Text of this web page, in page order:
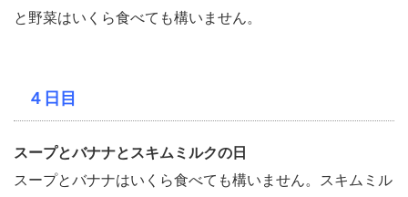
と野菜はいくら食べても構いません。
４日目
スープとバナナとスキムミルクの日
スープとバナナはいくら食べても構いません。スキムミル